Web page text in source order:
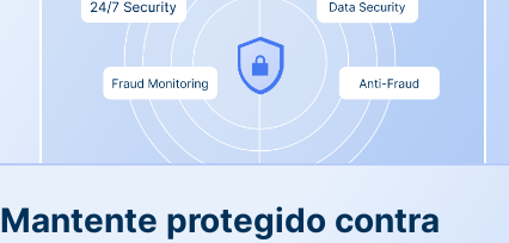
Mantente protegido contra